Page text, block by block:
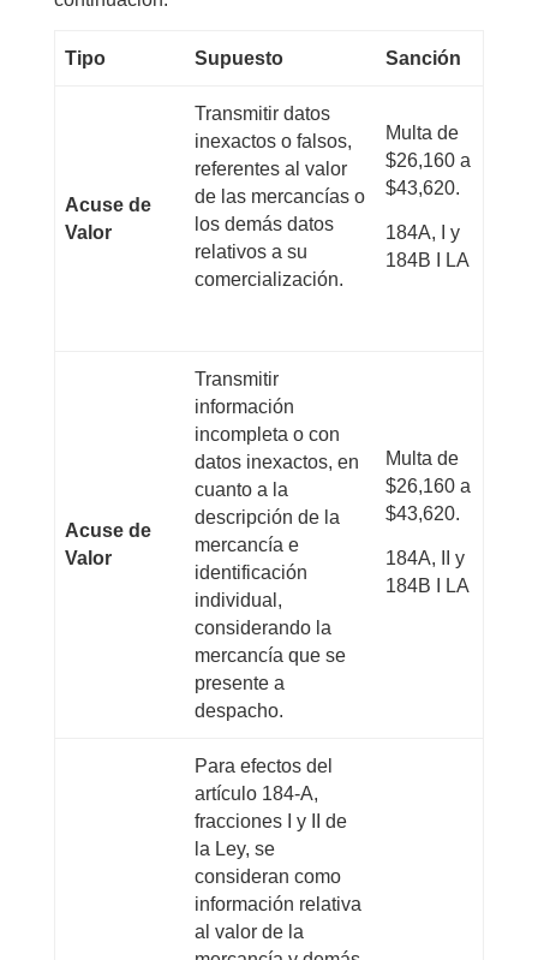
Tipo Supuesto Sanción
Acuse de
Valor
Transmitir datos
inexactos o falsos,
referentes al valor
de las mercancías o
los demás datos
relativos a su
comercialización.
Multa de
$26,160 a
$43,620.
184A, I y
184B I LA
Acuse de
Valor
Transmitir
información
incompleta o con
datos inexactos, en
cuanto a la
descripción de la
mercancía e
identificación
individual,
considerando la
mercancía que se
presente a
despacho.
Multa de
$26,160 a
$43,620.
184A, II y
184B I LA
Para efectos del
artículo 184-A,
fracciones I y II de
la Ley, se
consideran como
información relativa
al valor de la